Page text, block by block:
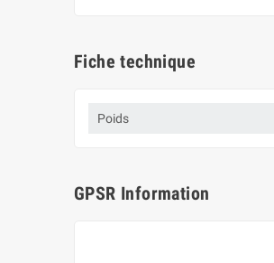
Fiche technique
Poids
GPSR Information